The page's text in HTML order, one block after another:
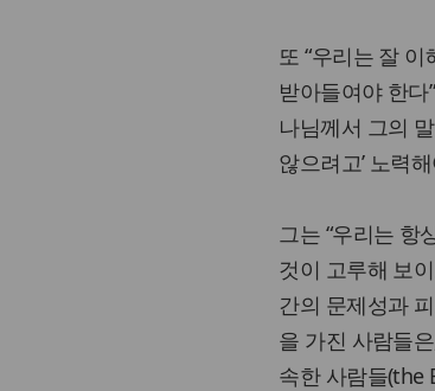
또 “우리는 잘
받아들여야 한다
나님께서 그의
않으려고’ 노력
그는 “우리는 항
것이 고루해 보
간의 문제성과
을 가진 사람들
속한 사람들(the